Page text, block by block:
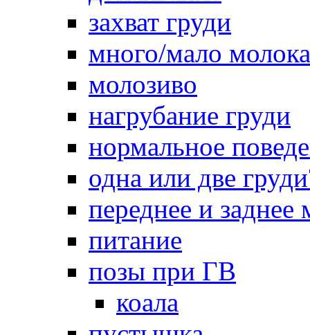
захват груди
много/мало молока
молозиво
нагрубание груди
нормальное
одна или две
переднее и заднее
питание
позы при ГВ
коала